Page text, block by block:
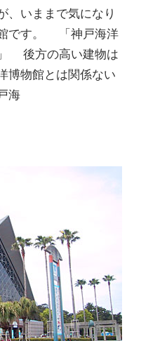
、いままで気になり
です。 「神戸海洋
後方の高い建物は
博物館とは関係ない
海